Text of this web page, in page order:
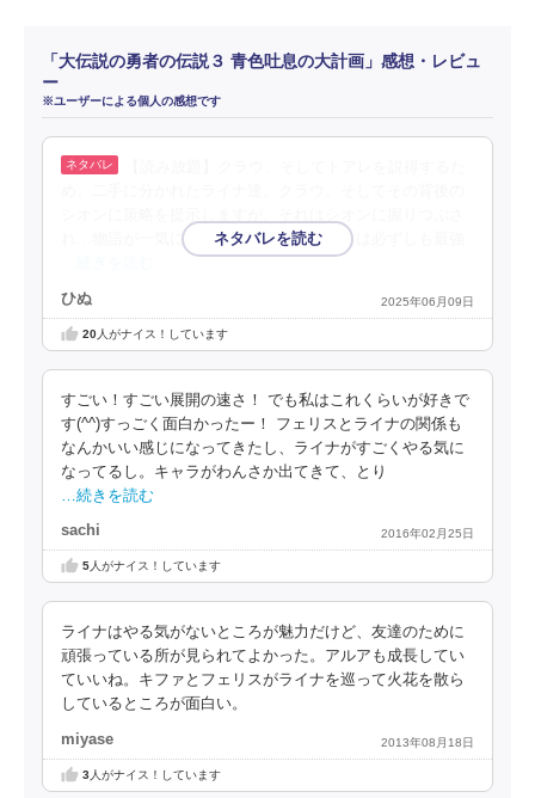
「大伝説の勇者の伝説３ 青色吐息の大計画」感想・レビュ
ー
※ユーザーによる個人の感想です
れ…物語が一気に加速。ライナとフェリスは必ずしも最強
ひぬ 2025年06月09日
20人がナイス！しています
すごい！すごい展開の速さ！ でも私はこれくらいが好きで
す(^^)すっごく面白かったー！ フェリスとライナの関係も
なんかいい感じになってきたし、ライナがすごくやる気に
なってるし。キャラがわんさか出てきて、とり
…続きを読む
sachi 2016年02月25日
5人がナイス！しています
ライナはやる気がないところが魅力だけど、友達のために
頑張っている所が見られてよかった。アルアも成長してい
ていいね。キファとフェリスがライナを巡って火花を散ら
しているところが面白い。
miyase 2013年08月18日
3人がナイス！しています